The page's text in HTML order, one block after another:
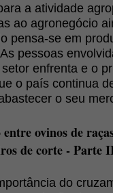
a atividade
ao agronegócio
pensa-se em
pessoas
enfrenta e o
o país continua
o seu
ovinos de
de corte - Parte
do